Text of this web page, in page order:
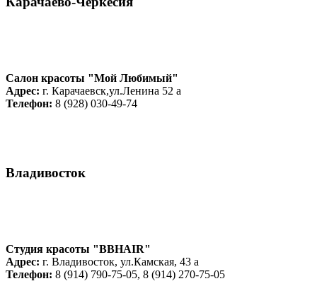
Салон красоты "Мой Любимый"
Адрес: г. Карачаевск,ул.Ленина 52 а
Телефон: 8 (928) 030-49-74
Владивосток
Студия красоты "BBHAIR"
Адрес: г. Владивосток, ул.Камская, 43 а
Телефон: 8 (914) 790-75-05, 8 (914) 270-75-05